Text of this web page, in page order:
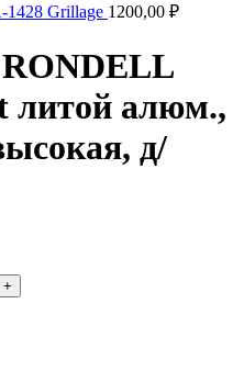
Grillage 1200,00 ₽
литой алюм.,
д/